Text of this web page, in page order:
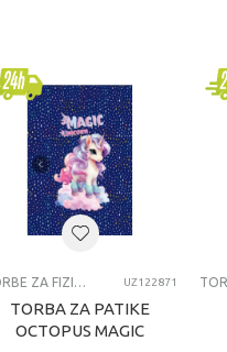
TORBE ZA FIZIČKO UZ122871
TORBA ZA PATIKE
OCTOPUS MAGIC